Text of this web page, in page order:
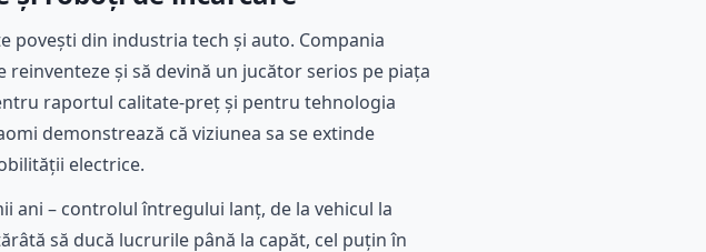
povești din industria tech și auto. Compania
și să devină un jucător serios pe piața
raportul calitate-preț și pentru tehnologia
demonstrează că viziunea sa se extinde
electrice.
ani – controlul întregului lanț, de la vehicul la
să ducă lucrurile până la capăt, cel puțin în